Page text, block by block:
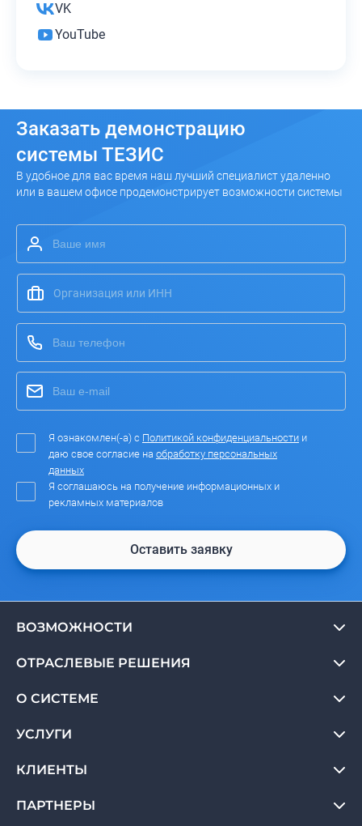
VK
YouTube
Заказать демонстрацию
системы ТЕЗИС
В удобное для вас время наш лучший специалист удаленно
или в вашем офисе продемонстрирует возможности системы
Я ознакомлен(-а) с Политикой конфиденциальности и
даю свое согласие на обработку персональных
данных
Я соглашаюсь на получение информационных и
рекламных материалов
Оставить заявку
ВОЗМОЖНОСТИ
ОТРАСЛЕВЫЕ РЕШЕНИЯ
О СИСТЕМЕ
УСЛУГИ
КЛИЕНТЫ
ПАРТНЕРЫ